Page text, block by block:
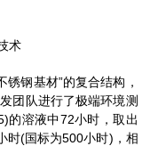
术
钢基材”的复合结构，
团队进行了极端环境测
的溶液中72小时，取出
时(国标为500小时)，相